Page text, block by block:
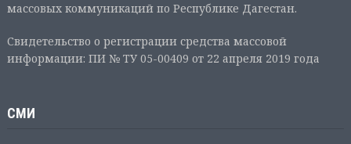
массовых коммуникаций по Республике Дагестан.
Свидетельство о регистрации средства массовой
информации: ПИ № ТУ 05-00409 от 22 апреля 2019 года
СМИ